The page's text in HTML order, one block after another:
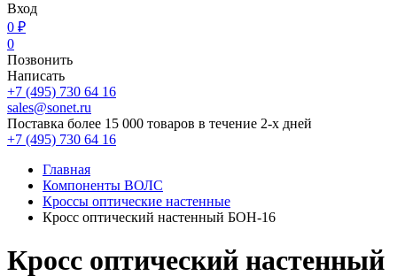
Вход
0 ₽
0
Позвонить
Написать
+7 (495) 730 64 16
sales@sonet.ru
Поставка более 15 000 товаров в течение 2-х дней
+7 (495) 730 64 16
Главная
Компоненты ВОЛС
Кроссы оптические настенные
Кросс оптический настенный БОН-16
Кросс оптический настенный